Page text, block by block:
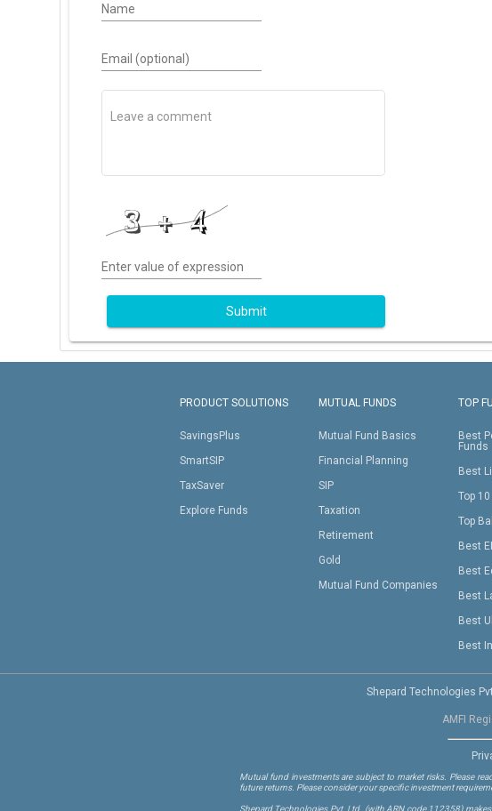
Name
Email (optional)
Enter value of expression
Submit
PRODUCT SOLUTIONS
SavingsPlus
SmartSIP
TaxSaver
Explore Funds
MUTUAL FUNDS
Mutual Fund Basics
Financial Planning
SIP
Taxation
Retirement
Gold
Mutual Fund Companies
TOP
Best
Funds
Best
Top
Top
Best
Best
Best
Best
Best
Shepard Technologies
AMFI
Mutual fund investments are subject to market risks. Please
future returns. Please consider your specific investment
Shepard Technologies Pvt. Ltd. (with ARN code 112358)makes